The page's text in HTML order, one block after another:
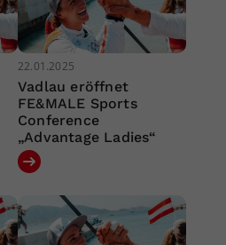
22.01.2025
Vadlau eröffnet
FE&MALE Sports
Conference
„Advantage Ladies“